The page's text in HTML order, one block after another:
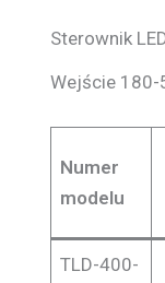
Sterownik
Wejście 180-
Numer
modelu
TLD-400-